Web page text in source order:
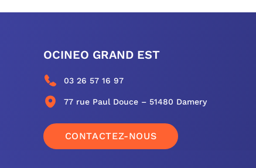
OCINEO GRAND EST
03 26 57 16 97
77 rue Paul Douce – 51480 Damery
CONTACTEZ-NOUS